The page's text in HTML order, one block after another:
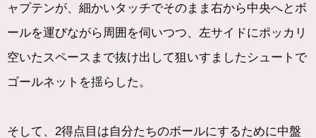
ャプテンが、細かいタッチでそのまま右から中央へとボ
ールを運びながら周囲を伺いつつ、左サイドにポッカリ
空いたスペースまで抜け出して狙いすましたシュートで
ゴールネットを揺らした。
そして、2得点目は自分たちのボールにするために中盤